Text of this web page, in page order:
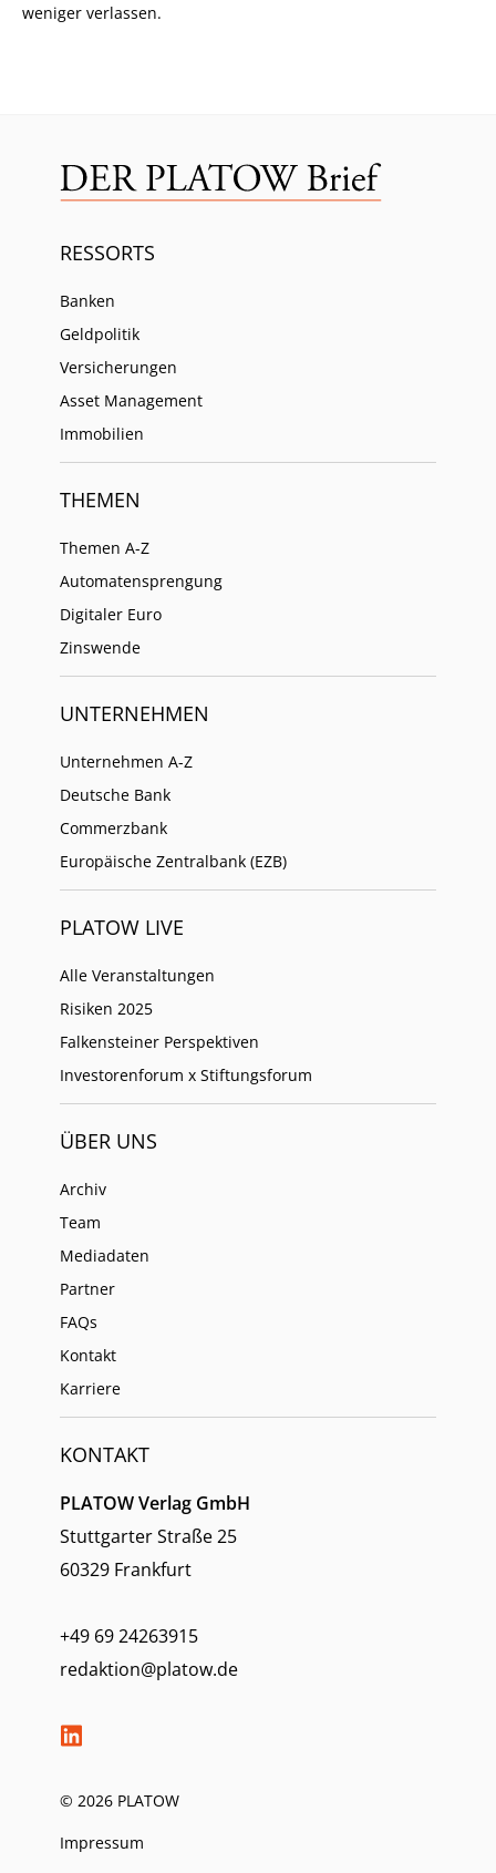
weniger verlassen.
RESSORTS
Banken
Geldpolitik
Versicherungen
Asset Management
Immobilien
THEMEN
Themen A-Z
Automatensprengung
Digitaler Euro
Zinswende
UNTERNEHMEN
Unternehmen A-Z
Deutsche Bank
Commerzbank
Europäische Zentralbank (EZB)
PLATOW LIVE
Alle Veranstaltungen
Risiken 2025
Falkensteiner Perspektiven
Investorenforum x Stiftungsforum
ÜBER UNS
Archiv
Team
Mediadaten
Partner
FAQs
Kontakt
Karriere
KONTAKT
PLATOW Verlag GmbH
Stuttgarter Straße 25
60329 Frankfurt
+49 69 24263915
redaktion@platow.de
© 2026 PLATOW
Impressum